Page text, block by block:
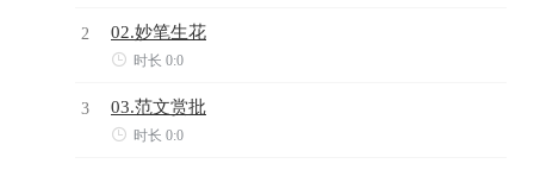
2 02.妙笔生花
 时长 0:0
3 03.范文赏批
 时长 0:0